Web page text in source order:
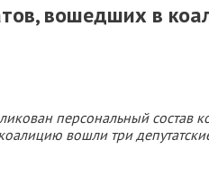
вошедших в
персональный состав
вошли три